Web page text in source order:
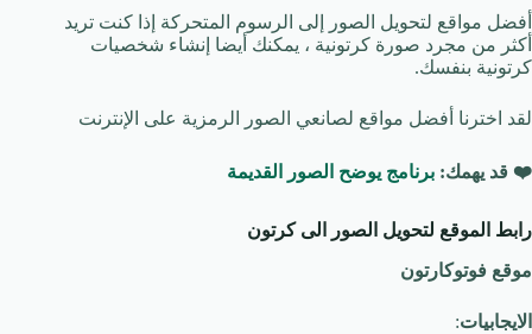
أفضل مواقع لتحويل الصور إلى الرسوم المتحركة إذا كنت تريد
أكثر من مجرد صورة كرتونية ، يمكنك أيضا إنشاء شخصيات
كرتونية بنفسك.
لقد اخترنا أفضل مواقع لصانعي الصور الرمزية على الإنترنت
❤️ قد يهمك: برنامج يوضح الصور القديمة
رابط الموقع لتحويل الصور الى كرتون
موقع فوتوكارتون
الايجابيات: